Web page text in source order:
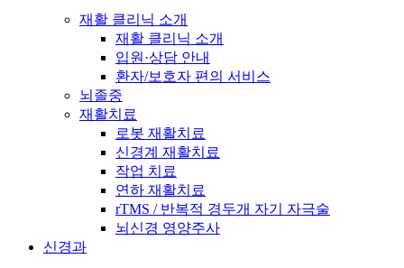
재활 클리닉 소개
재활 클리닉 소개
입원·상담 안내
환자/보호자 편의 서비스
뇌졸중
재활치료
로봇 재활치료
신경계 재활치료
작업 치료
연하 재활치료
rTMS / 반복적 경두개 자기 자극술
뇌신경 영양주사
신경과